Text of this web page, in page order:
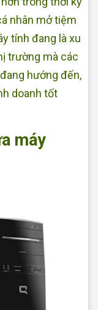
nhân mở tiệm
tính đang là xu
trường mà các
hướng đến,
doanh tốt
máy